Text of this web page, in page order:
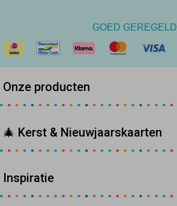
GOED GEREGELD
Onze producten
🎄 Kerst & Nieuwjaarskaarten
Inspiratie